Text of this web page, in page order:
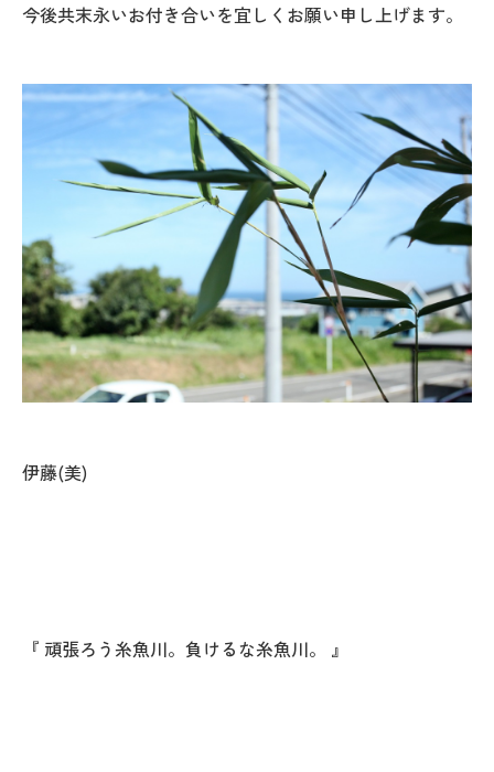
今後共末永いお付き合いを宜しくお願い申し上げます。
伊藤(美)
『 頑張ろう糸魚川。負けるな糸魚川。 』